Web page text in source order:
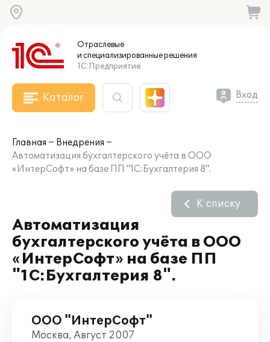
Отраслевые
и специализированныерешения
1С:Предприятие
Каталог Вход
Главная
Внедрения
Автоматизация бухгалтерского учёта в ООО
«ИнтерСофт» на базе ПП "1С:Бухгалтерия 8".
Автоматизация
бухгалтерского учёта в ООО
«ИнтерСофт» на базе ПП
"1С:Бухгалтерия 8".
К списку
ООО "ИнтерСофт"
Москва, Август 2007